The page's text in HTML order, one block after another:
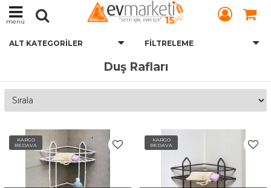
menü
ALT KATEGORILER FILTRELEME
Duş Rafları
KARGO
BEDAVA
KARGO
BEDAVA